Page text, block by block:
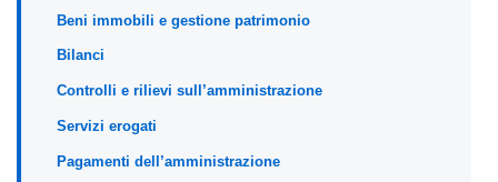
Beni immobili e gestione patrimonio
Bilanci
Controlli e rilievi sull’amministrazione
Servizi erogati
Pagamenti dell’amministrazione